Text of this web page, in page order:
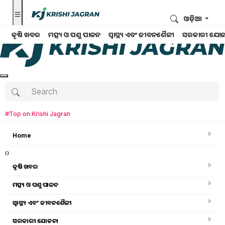
କୃଷି ଖବର ମତ୍ସ୍ୟ ଓ ପଶୁ ପାଳନ ସ୍ୱାସ୍ଥ୍ୟ ଏବଂ ଜୀବନଶୈଳୀ ସରକାରୀ
ଓଡ଼ିଆ
#Top on Krishi Jagran
Home
o
କୃଷି ଖବର
ମତ୍ସ୍ୟ ଓ ପଶୁ ପାଳନ
ସ୍ୱାସ୍ଥ୍ୟ ଏବଂ ଜୀବନଶୈଳୀ
ସରକାରୀ ଯୋଜନା
ମତ୍ସ୍ୟ ଓ ପଶୁ ପାଳନ